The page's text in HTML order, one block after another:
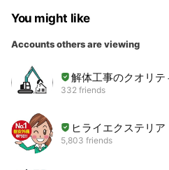
You might like
Accounts others are viewing
解体工事のクオリテ
332 friends
ヒライエクステリア
5,803 friends